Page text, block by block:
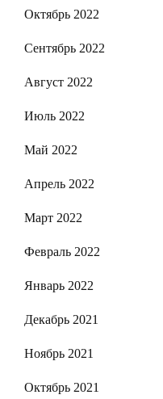
Октябрь 2022
Сентябрь 2022
Август 2022
Июль 2022
Май 2022
Апрель 2022
Март 2022
Февраль 2022
Январь 2022
Декабрь 2021
Ноябрь 2021
Октябрь 2021